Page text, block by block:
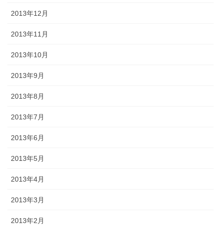
2013年12月
2013年11月
2013年10月
2013年9月
2013年8月
2013年7月
2013年6月
2013年5月
2013年4月
2013年3月
2013年2月